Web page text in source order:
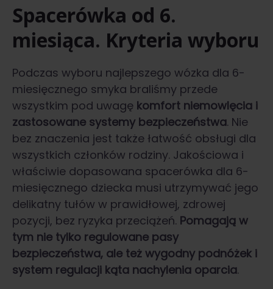
Spacerówka od 6.
miesiąca. Kryteria wyboru
Podczas wyboru najlepszego wózka dla 6-
miesięcznego smyka braliśmy przede
wszystkim pod uwagę komfort niemowlęcia i
zastosowane systemy bezpieczeństwa. Nie
bez znaczenia jest także łatwość obsługi dla
wszystkich członków rodziny. Jakościowa i
właściwie dopasowana spacerówka dla 6-
miesięcznego dziecka musi utrzymywać jego
delikatny tułów w prawidłowej, zdrowej
pozycji, bez ryzyka przeciążeń. Pomagają w
tym nie tylko regulowane pasy
bezpieczeństwa, ale też wygodny podnóżek i
system regulacji kąta nachylenia oparcia.